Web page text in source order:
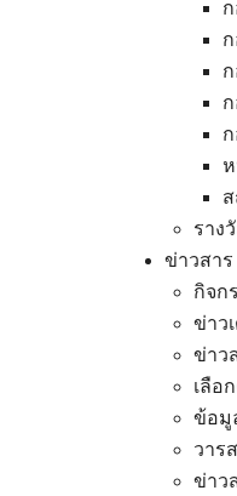
ราง
ข่าวสาร
กิจก
ข่าว
ข่าว
เลือ
ข้อมู
วาร
ข่าว